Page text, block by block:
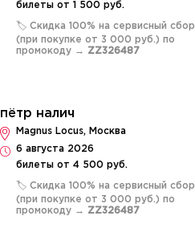
билеты от 1 500 руб.
🏷️ Скидка 100% на сервисный сбор
(при покупке от 3 000 руб.) по
промокоду → ZZ326487
пётр налич
Magnus Locus, Москва
6 августа 2026
билеты от 4 500 руб.
🏷️ Скидка 100% на сервисный сбор
(при покупке от 3 000 руб.) по
промокоду → ZZ326487